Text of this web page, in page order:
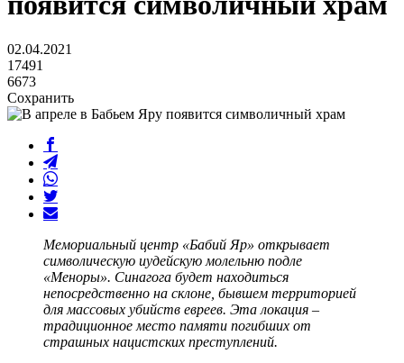
02.04.2021
17491
6673
Сохранить
Мемориальный центр «Бабий Яр» открывает
символическую иудейскую молельню подле
«Меноры». Синагога будет находиться
непосредственно на склоне, бывшем территорией
для массовых убийств евреев. Эта локация –
традиционное место памяти погибших от
страшных нацистских преступлений.